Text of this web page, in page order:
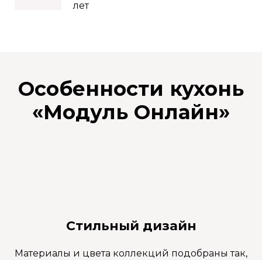
лет
Особенности кухонь
«Модуль Онлайн»
Стильный дизайн
Материалы и цвета коллекций подобраны так,